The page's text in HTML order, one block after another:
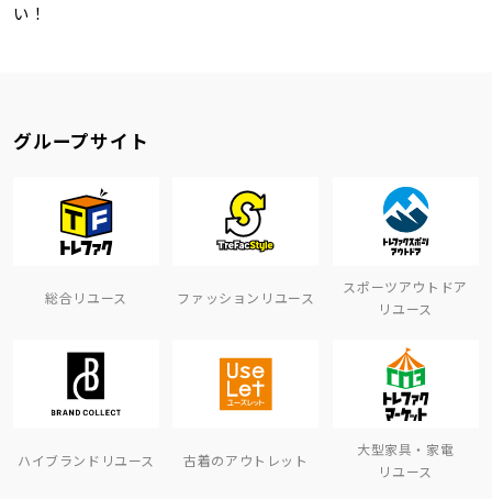
い！
グループサイト
総合リユース ファッションリユース
スポーツアウトドア
リユース
ハイブランドリユース 古着のアウトレット
大型家具・家電
リユース